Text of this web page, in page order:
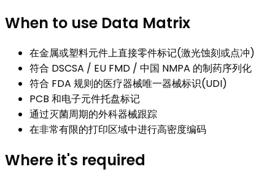
When to use Data Matrix
在金属或塑料元件上直接零件标记(激光蚀刻或点冲)
符合 DSCSA / EU FMD / 中国 NMPA 的制药序列化
符合 FDA 规则的医疗器械唯一器械标识(UDI)
PCB 和电子元件托盘标记
通过灭菌周期的外科器械跟踪
在非常有限的打印区域中进行高密度编码
Where it's required